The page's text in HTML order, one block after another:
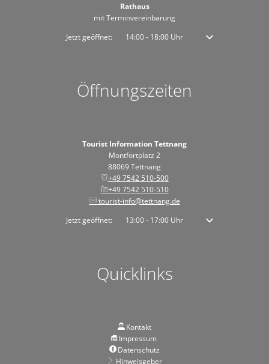
Rathaus
mit Terminvereinbarung
Klicken, um weitere Öffnungs- oder Schließzeiten auszublenden
Jetzt geöffnet: 14:00- 18:00Uhr Von 14:00 bis 18:00
Öffnungszeiten
Tourist Information Tettnang
Montfortplatz 2
88069 Tettnang
+49 7542 510-500
+49 7542 510-510
tourist-info@tettnang.de
Klicken, um weitere Öffnungs- oder Schließzeiten auszublenden
Jetzt geöffnet: 13:00- 17:00Uhr Von 13:00 bis 17:00
Quicklinks
Kontakt
Impressum
Datenschutz
Hinweisgeber